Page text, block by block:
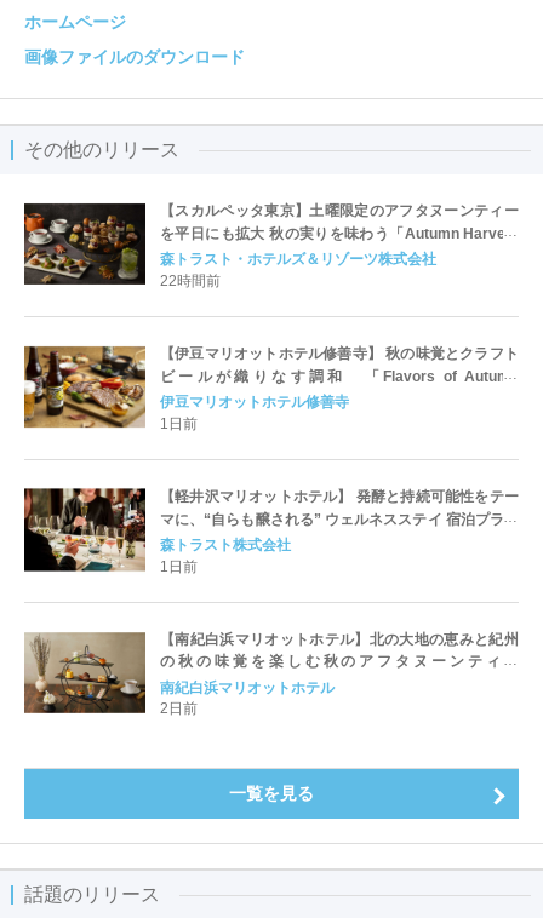
ホームページ
画像ファイルのダウンロード
その他のリリース
【スカルペッタ東京】土曜限定のアフタヌーンティー
を平日にも拡大 秋の実りを味わう「Autumn Harvest
Afternoon Tea」9月1日スタート
森トラスト・ホテルズ＆リゾーツ株式会社
22時間前
【伊豆マリオットホテル修善寺】 秋の味覚とクラフト
ビールが織りなす調和 「Flavors of Autumn
Harmony -Autumn Share Dinner-」を発売
伊豆マリオットホテル修善寺
1日前
【軽井沢マリオットホテル】 発酵と持続可能性をテー
マに、“自らも醸される” ウェルネスステイ 宿泊プラン
「Fermentation Journey」を発売
森トラスト株式会社
1日前
【南紀白浜マリオットホテル】北の大地の恵みと紀州
の秋の味覚を楽しむ秋のアフタヌーンティー
「Harvest Voyage Afternoon Tea ～北海道と和歌山
県が織りなす秋の味わい～」を発売
南紀白浜マリオットホテル
2日前
一覧を見る
話題のリリース